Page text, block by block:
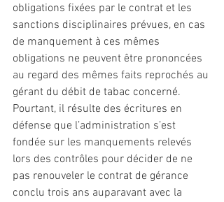
obligations fixées par le contrat et les
sanctions disciplinaires prévues, en cas
de manquement à ces mêmes
obligations ne peuvent être prononcées
au regard des mêmes faits reprochés au
gérant du débit de tabac concerné.
Pourtant, il résulte des écritures en
défense que l’administration s’est
fondée sur les manquements relevés
lors des contrôles pour décider de ne
pas renouveler le contrat de gérance
conclu trois ans auparavant avec la